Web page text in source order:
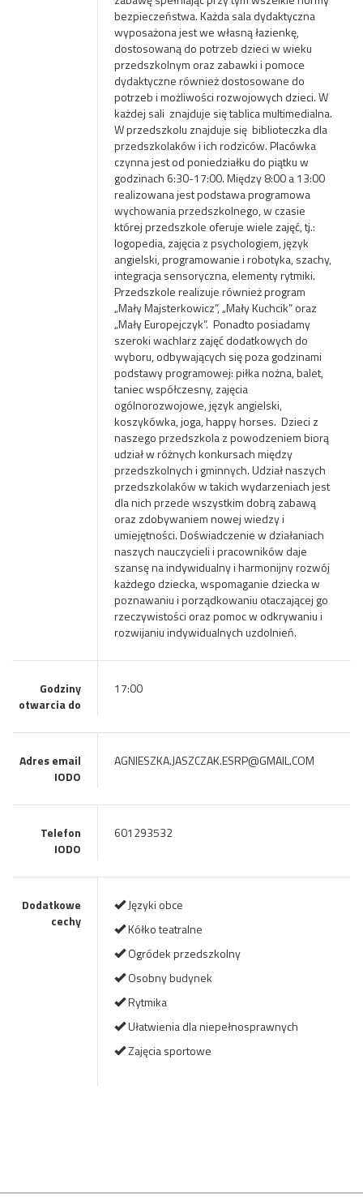
bezpieczeństwa. Każda sala dydaktyczna
wyposażona jest we własną łazienkę,
dostosowaną do potrzeb dzieci w wieku
przedszkolnym oraz zabawki i pomoce
dydaktyczne również dostosowane do
potrzeb i możliwości rozwojowych dzieci. W
każdej sali znajduje się tablica multimedialna.
W przedszkolu znajduje się biblioteczka dla
przedszkolaków i ich rodziców. Placówka
czynna jest od poniedziałku do piątku w
godzinach 6:30-17:00. Między 8:00 a 13:00
realizowana jest podstawa programowa
wychowania przedszkolnego, w czasie
której przedszkole oferuje wiele zajęć, tj.:
logopedia, zajęcia z psychologiem, język
angielski, programowanie i robotyka, szachy,
integracja sensoryczna, elementy rytmiki.
Przedszkole realizuje również program
„Mały Majsterkowicz”, „Mały Kuchcik” oraz
„Mały Europejczyk”. Ponadto posiadamy
szeroki wachlarz zajęć dodatkowych do
wyboru, odbywających się poza godzinami
podstawy programowej: piłka nożna, balet,
taniec współczesny, zajęcia
ogólnorozwojowe, język angielski,
koszykówka, joga, happy horses. Dzieci z
naszego przedszkola z powodzeniem biorą
udział w różnych konkursach między
przedszkolnych i gminnych. Udział naszych
przedszkolaków w takich wydarzeniach jest
dla nich przede wszystkim dobrą zabawą
oraz zdobywaniem nowej wiedzy i
umiejętności. Doświadczenie w działaniach
naszych nauczycieli i pracowników daje
szansę na indywidualny i harmonijny rozwój
każdego dziecka, wspomaganie dziecka w
poznawaniu i porządkowaniu otaczającej go
rzeczywistości oraz pomoc w odkrywaniu i
rozwijaniu indywidualnych uzdolnień.
Godziny
otwarcia do
17:00
Adres email
IODO
AGNIESZKA.JASZCZAK.ESRP@GMAIL.COM
Telefon
IODO
601293532
Dodatkowe
cechy
Języki obce
Kółko teatralne
Ogródek przedszkolny
Osobny budynek
Rytmika
Ułatwienia dla niepełnosprawnych
Zajęcia sportowe